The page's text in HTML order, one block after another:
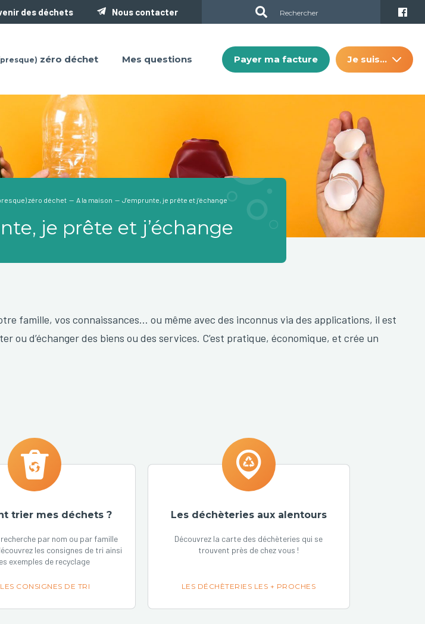
des déchets Nous contacter
zéro déchet Mes questions Payer ma facture Je suis…
je prête et j’échange
zéro déchet— A la maison — J’emprunte, je prête et j’échange
famille, vos connaissances… ou même avec des inconnus via des applications, il est
ou d’échanger des biens ou des services. C’est pratique, économique, et crée un
trier mes déchets ?
par nom ou par famille
les consignes de tri ainsi
exemples de recyclage
CONSIGNES DE TRI
Les déchèteries aux alentours
Découvrez la carte des déchèteries qui se
trouvent près de chez vous !
LES DÉCHÈTERIES LES + PROCHES